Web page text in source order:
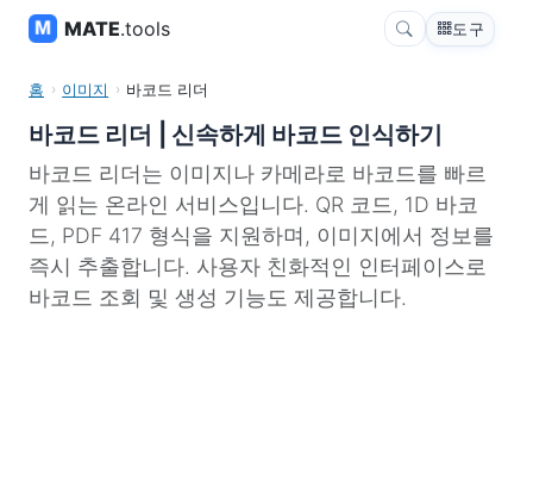
MATE.tools 도구
홈 이미지 바코드 리더
바코드 리더 | 신속하게 바코드 인식하기
바코드 리더는 이미지나 카메라로 바코드를 빠르
게 읽는 온라인 서비스입니다. QR 코드, 1D 바코
드, PDF 417 형식을 지원하며, 이미지에서 정보를
즉시 추출합니다. 사용자 친화적인 인터페이스로
바코드 조회 및 생성 기능도 제공합니다.